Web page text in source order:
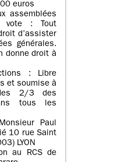
euros
assemblées
: Tout
d’assister
générales.
donne droit à
: Libre
et soumise à
des 2/3 des
tous les
Paul
10 rue Saint
LYON
au RCS de